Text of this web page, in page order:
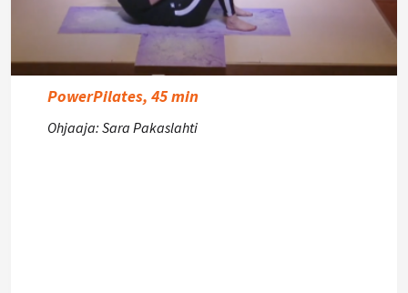
PowerPilates, 45 min
Ohjaaja: Sara Pakaslahti